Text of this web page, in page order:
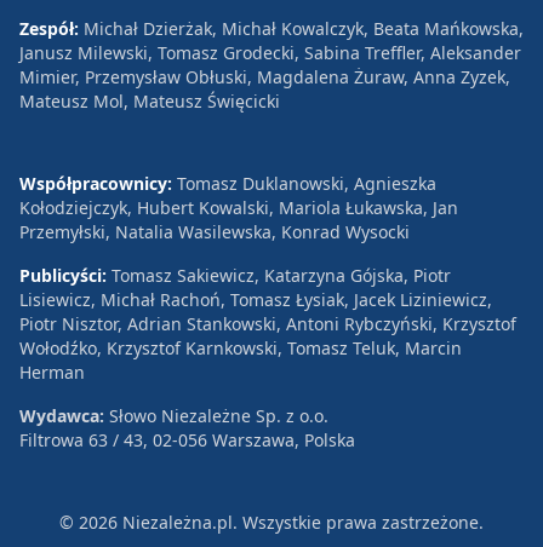
Zespół: Michał Dzierżak, Michał Kowalczyk, Beata Mańkowska,
Janusz Milewski, Tomasz Grodecki, Sabina Treffler, Aleksander
Mimier, Przemysław Obłuski, Magdalena Żuraw, Anna Zyzek,
Mateusz Mol, Mateusz Święcicki
Współpracownicy: Tomasz Duklanowski, Agnieszka
Kołodziejczyk, Hubert Kowalski, Mariola Łukawska, Jan
Przemyłski, Natalia Wasilewska, Konrad Wysocki
Publicyści: Tomasz Sakiewicz, Katarzyna Gójska, Piotr
Lisiewicz, Michał Rachoń, Tomasz Łysiak, Jacek Liziniewicz,
Piotr Nisztor, Adrian Stankowski, Antoni Rybczyński, Krzysztof
Wołodźko, Krzysztof Karnkowski, Tomasz Teluk, Marcin
Herman
Wydawca: Słowo Niezależne Sp. z o.o.
Filtrowa 63 / 43, 02-056 Warszawa, Polska
© 2026 Niezależna.pl. Wszystkie prawa zastrzeżone.